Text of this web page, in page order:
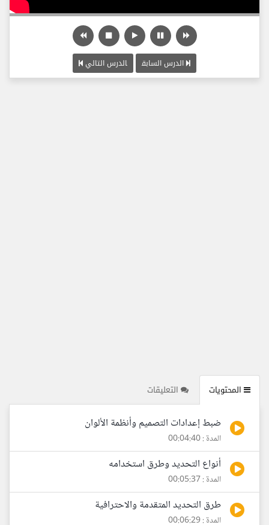
الدرس السابق الدرس التالي
المحتويات التعليقات
ضبط إعدادات التصميم وأنظمة الألوان
المدة : 00:04:40
أنواع التحديد وطرق استخدامه
المدة : 00:05:37
طرق التحديد المتقدمة والاحترافية
المدة : 00:06:29